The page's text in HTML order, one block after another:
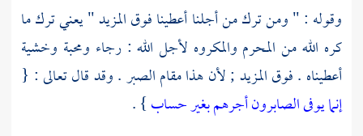
وقوله : " ومن ترك من أجلنا أعطينا فوق المزيد " يعني ترك ما
كره الله من المحرم والمكروه لأجل الله : رجاء ومحبة وخشية
أعطيناه . فوق المزيد ; لأن هذا مقام الصبر . وقد قال تعالى : {
إنما يوفى الصابرون أجرهم بغير حساب} .